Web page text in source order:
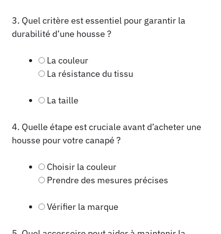
3. Quel critère est essentiel pour garantir la
durabilité d’une housse ?
La couleur
La résistance du tissu
La taille
4. Quelle étape est cruciale avant d’acheter une
housse pour votre canapé ?
Choisir la couleur
Prendre des mesures précises
Vérifier la marque